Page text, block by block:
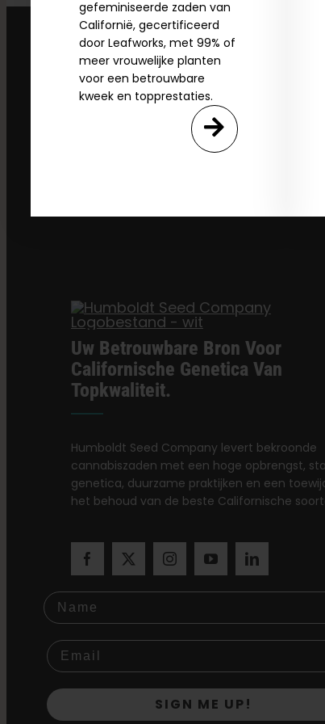
gefeminiseerde zaden van
Californië, gecertificeerd
door Leafworks, met 99% of
meer vrouwelijke planten
voor een betrouwbare
kweek en topprestaties.
Uw Betrouwbare Bron Voor
Californische Genetica Van
Topkwaliteit.
Humboldt Seed Company levert bekroonde
cannabiszaden met een hoge opbrengst,
genetica, duurzame praktijken en een
het behoud van de beste Californische
Name
SIGN ME UP!